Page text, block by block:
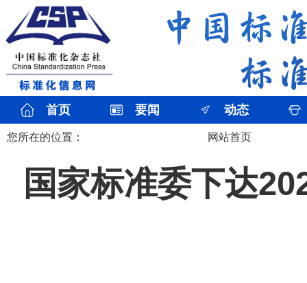
首页 要闻 动态
您所在的位置： 网站首页
国家标准委下达